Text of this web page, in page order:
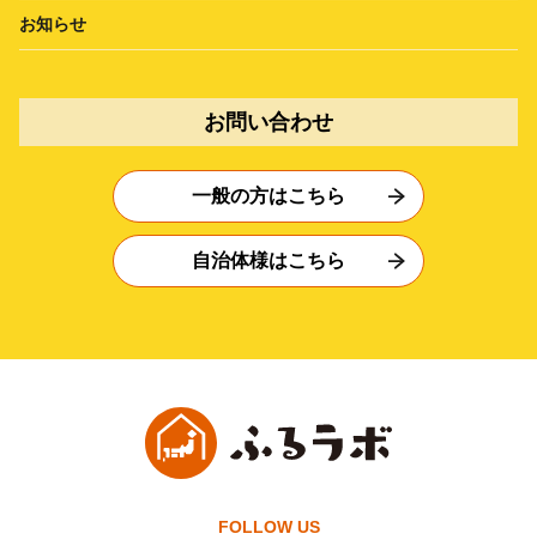
お知らせ
お問い合わせ
一般の方はこちら
自治体様はこちら
FOLLOW US